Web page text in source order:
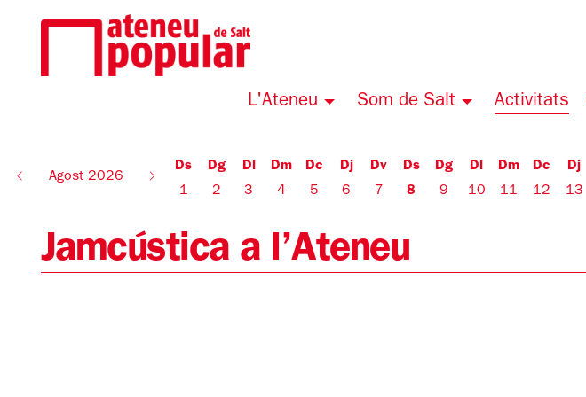
L'Ateneu Som de Salt Activitats
Agost 2026
Ds
1
Dg
2
Dl
3
Dm
4
Dc
5
Dj
6
Dv
7
Ds
8
Dg
9
Dl
10
Dm
11
Dc
12
Dj
13
Jamcústica a l’Ateneu